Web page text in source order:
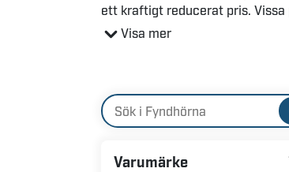
ett kraftigt reducerat pris. Vissa
Produkter som är kundreturer
Visa mer
Varumärke